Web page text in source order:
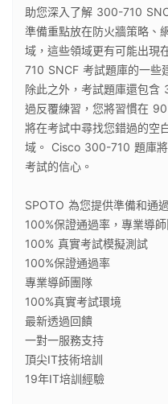
助您深入了解 300-710
準備重點放在防火牆策略、
域，這些領域更有可能出
710 SNCF 考試題庫的一些
除此之外，考試題庫還包
過反覆練習，您將習慣在
將在考試中尋找您錯過的空
域。 Cisco 300-710 題庫
考試的信心。
SPOTO 為您提供準備和通
100%保證通過率，專業導師
100% 真實考試模擬測試
100%保證通過率
專業導師團隊
100%真實考試環境
最新透過回饋
一對一服務支持
頂尖IT技術培訓
19年IT培訓經驗